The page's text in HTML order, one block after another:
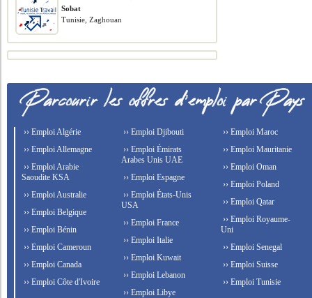
Sobat
Tunisie, Zaghouan
›› Emploi Algérie
›› Emploi Allemagne
›› Emploi Arabie
Saoudite KSA
›› Emploi Australie
›› Emploi Belgique
›› Emploi Bénin
›› Emploi Cameroun
›› Emploi Canada
›› Emploi Côte d'Ivoire
›› Emploi Djibouti
›› Emploi Émirats
Arabes Unis UAE
›› Emploi Espagne
›› Emploi États-Unis
USA
›› Emploi France
›› Emploi Italie
›› Emploi Kuwait
›› Emploi Lebanon
›› Emploi Libye
›› Emploi Maroc
›› Emploi Mauritanie
›› Emploi Oman
›› Emploi Poland
›› Emploi Qatar
›› Emploi Royaume-
Uni
›› Emploi Senegal
›› Emploi Suisse
›› Emploi Tunisie